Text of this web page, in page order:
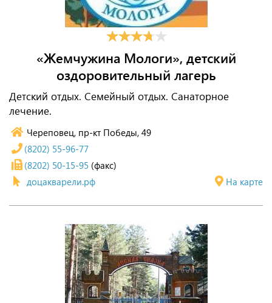
«Жемчужина Мологи», детский
оздоровительный лагерь
Детский отдых. Семейный отдых. Санаторное
лечение.
Череповец, пр-кт Победы, 49
На карте
(8202) 55-96-77
(8202) 50-15-95 (факс)
доцакварели.рф